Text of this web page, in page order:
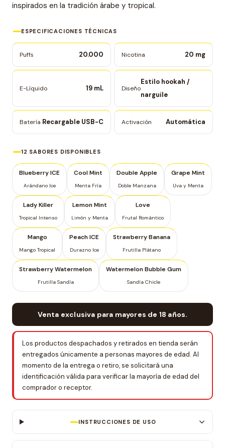
inspirados en la tradición árabe y tropical.
ESPECIFICACIONES TÉCNICAS
Puffs 20.000 Nicotina 20 mg
E-Líquido 19 mL Diseño
Estilo hookah /
narguile
Batería Recargable USB-C Activación Automática
12 SABORES DISPONIBLES
Blueberry ICE
Arándano Ice
Cool Mint
Menta Fría
Double Apple
Doble Manzana
Grape Mint
Uva y Menta
Lady Killer
Tropical Intenso
Lemon Mint
Limón y Menta
Love
Frutal Romántico
Mango
Mango Tropical
Peach ICE
Durazno Ice
Strawberry Banana
Frutilla Plátano
Strawberry Watermelon
Frutilla Sandía
Watermelon Bubble Gum
Sandía Chicle
Venta exclusiva para mayores de 18 años.
Los productos despachados y retirados en tienda serán
entregados únicamente a personas mayores de edad. Al
momento de la entrega o retiro, se solicitará una
identificación válida para verificar la mayoría de edad del
comprador o receptor.
INSTRUCCIONES DE USO